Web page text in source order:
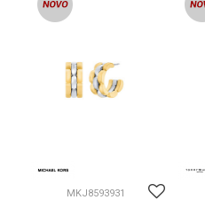
MKJ8593931